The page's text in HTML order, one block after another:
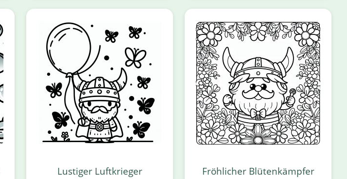
Lustiger Luftkrieger Fröhlicher Blütenkämpfer